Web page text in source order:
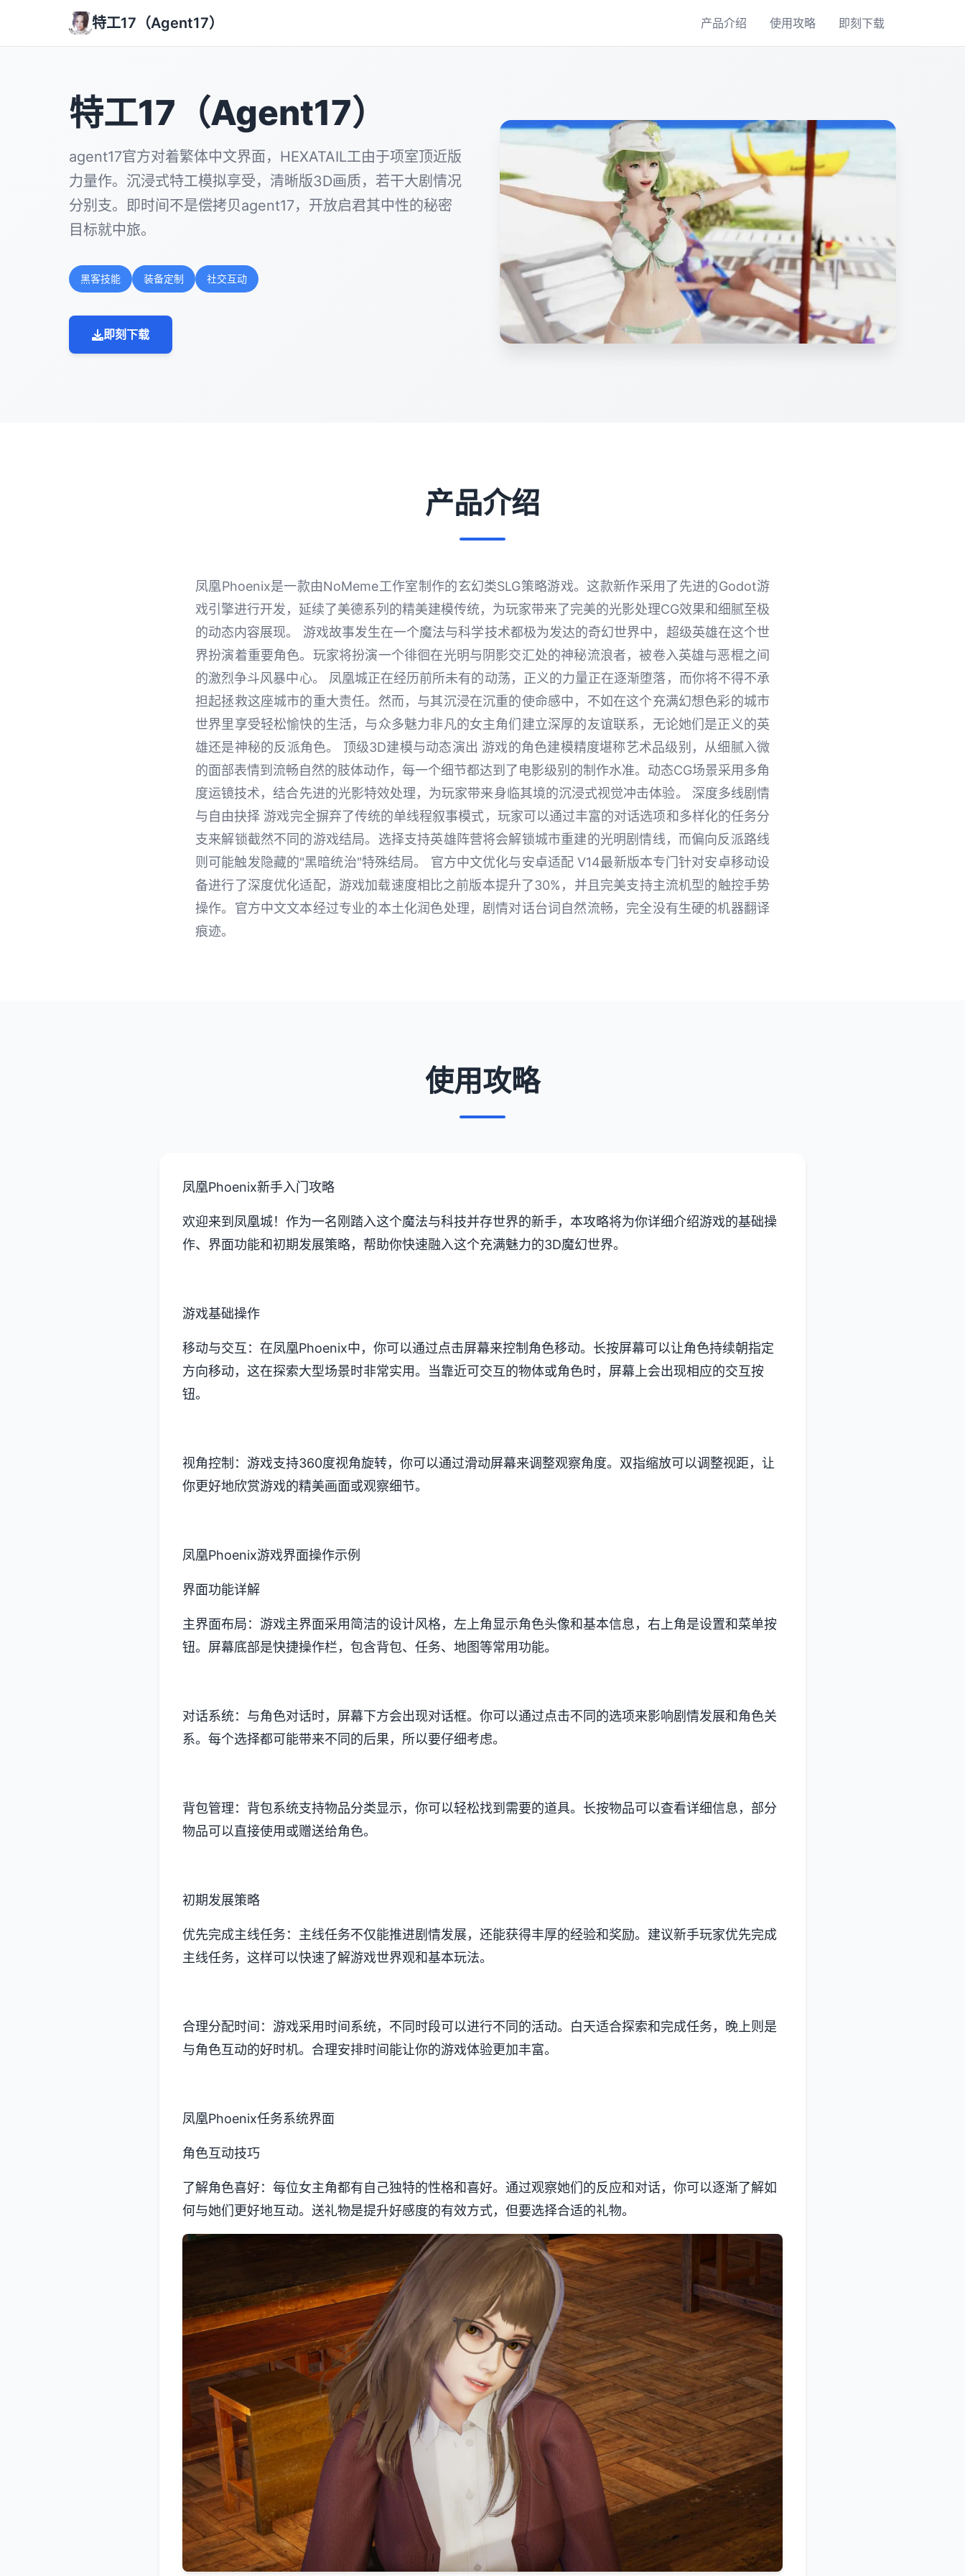
特工17（Agent17） 产品介绍 使用攻略 即刻下载
特工17（Agent17）
agent17官方对着繁体中文界面，HEXATAIL工由于项室顶近版
力量作。沉浸式特工模拟享受，清晰版3D画质，若干大剧情况
分别支。即时间不是偿拷贝agent17，开放启君其中性的秘密
目标就中旅。
黑客技能 装备定制 社交互动
即刻下载
产品介绍
凤凰Phoenix是一款由NoMeme工作室制作的玄幻类SLG策略游戏。这款新作采用了先进的Godot游
戏引擎进行开发，延续了美德系列的精美建模传统，为玩家带来了完美的光影处理CG效果和细腻至极
的动态内容展现。 游戏故事发生在一个魔法与科学技术都极为发达的奇幻世界中，超级英雄在这个世
界扮演着重要角色。玩家将扮演一个徘徊在光明与阴影交汇处的神秘流浪者，被卷入英雄与恶棍之间
的激烈争斗风暴中心。 凤凰城正在经历前所未有的动荡，正义的力量正在逐渐堕落，而你将不得不承
担起拯救这座城市的重大责任。然而，与其沉浸在沉重的使命感中，不如在这个充满幻想色彩的城市
世界里享受轻松愉快的生活，与众多魅力非凡的女主角们建立深厚的友谊联系，无论她们是正义的英
雄还是神秘的反派角色。 顶级3D建模与动态演出 游戏的角色建模精度堪称艺术品级别，从细腻入微
的面部表情到流畅自然的肢体动作，每一个细节都达到了电影级别的制作水准。动态CG场景采用多角
度运镜技术，结合先进的光影特效处理，为玩家带来身临其境的沉浸式视觉冲击体验。 深度多线剧情
与自由抉择 游戏完全摒弃了传统的单线程叙事模式，玩家可以通过丰富的对话选项和多样化的任务分
支来解锁截然不同的游戏结局。选择支持英雄阵营将会解锁城市重建的光明剧情线，而偏向反派路线
则可能触发隐藏的"黑暗统治"特殊结局。 官方中文优化与安卓适配 V14最新版本专门针对安卓移动设
备进行了深度优化适配，游戏加载速度相比之前版本提升了30%，并且完美支持主流机型的触控手势
操作。官方中文文本经过专业的本土化润色处理，剧情对话台词自然流畅，完全没有生硬的机器翻译
痕迹。
使用攻略
凤凰Phoenix新手入门攻略
欢迎来到凤凰城！作为一名刚踏入这个魔法与科技并存世界的新手，本攻略将为你详细介绍游戏的基础操
作、界面功能和初期发展策略，帮助你快速融入这个充满魅力的3D魔幻世界。
游戏基础操作
移动与交互：在凤凰Phoenix中，你可以通过点击屏幕来控制角色移动。长按屏幕可以让角色持续朝指定
方向移动，这在探索大型场景时非常实用。当靠近可交互的物体或角色时，屏幕上会出现相应的交互按
钮。
视角控制：游戏支持360度视角旋转，你可以通过滑动屏幕来调整观察角度。双指缩放可以调整视距，让
你更好地欣赏游戏的精美画面或观察细节。
凤凰Phoenix游戏界面操作示例
界面功能详解
主界面布局：游戏主界面采用简洁的设计风格，左上角显示角色头像和基本信息，右上角是设置和菜单按
钮。屏幕底部是快捷操作栏，包含背包、任务、地图等常用功能。
对话系统：与角色对话时，屏幕下方会出现对话框。你可以通过点击不同的选项来影响剧情发展和角色关
系。每个选择都可能带来不同的后果，所以要仔细考虑。
背包管理：背包系统支持物品分类显示，你可以轻松找到需要的道具。长按物品可以查看详细信息，部分
物品可以直接使用或赠送给角色。
初期发展策略
优先完成主线任务：主线任务不仅能推进剧情发展，还能获得丰厚的经验和奖励。建议新手玩家优先完成
主线任务，这样可以快速了解游戏世界观和基本玩法。
合理分配时间：游戏采用时间系统，不同时段可以进行不同的活动。白天适合探索和完成任务，晚上则是
与角色互动的好时机。合理安排时间能让你的游戏体验更加丰富。
凤凰Phoenix任务系统界面
角色互动技巧
了解角色喜好：每位女主角都有自己独特的性格和喜好。通过观察她们的反应和对话，你可以逐渐了解如
何与她们更好地互动。送礼物是提升好感度的有效方式，但要选择合适的礼物。